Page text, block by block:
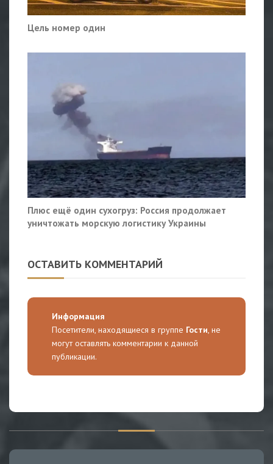
Цель номер один
Плюс ещё один сухогруз: Россия продолжает
уничтожать морскую логистику Украины
ОСТАВИТЬ КОММЕНТАРИЙ
Информация
Посетители, находящиеся в группе Гости, не
могут оставлять комментарии к данной
публикации.